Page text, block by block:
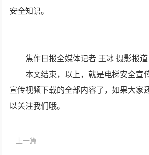
安全知识。
焦作日报全媒体记者 王冰 摄影报道
本文结束，以上，就是电梯安全宣
宣传视频下载的全部内容了，如果大家
以关注我们哦。
上一篇